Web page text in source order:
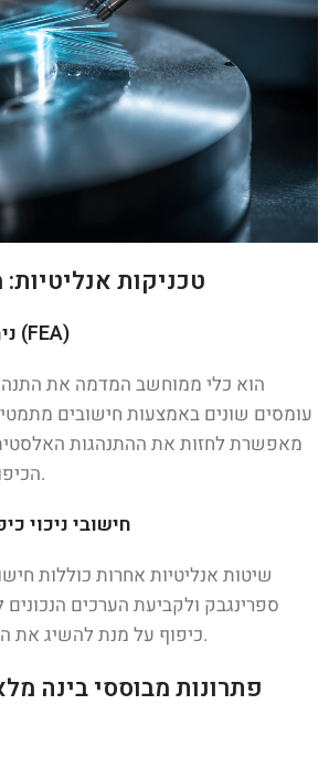
טכניקות אנליטיות:
ניתוח סופי אלמנטים (FEA)
עומסים שונים באמצעות חישובים
מאפשרת לחזות את ההתנהגות
הכיפוף המתאימים מראש.
חישובי ניכוי
שיטות אנליטיות אחרות כוללות
ספרינגבק ולקביעת הערכים הנכונים
כיפוף על מנת להשיג את הצורה הסופית הרצויה.
פתרונות מבוססי בינה